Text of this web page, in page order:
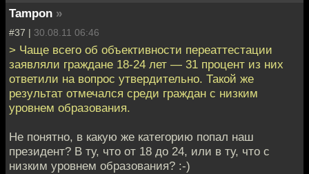
Tampon »
#37 | 30.08.11 06:46
> Чаще всего об объективности переаттестации
заявляли граждане 18-24 лет — 31 процент из них
ответили на вопрос утвердительно. Такой же
результат отмечался среди граждан с низким
уровнем образования.
Не понятно, в какую же категорию попал наш
президент? В ту, что от 18 до 24, или в ту, что с
низким уровнем образования? :-)